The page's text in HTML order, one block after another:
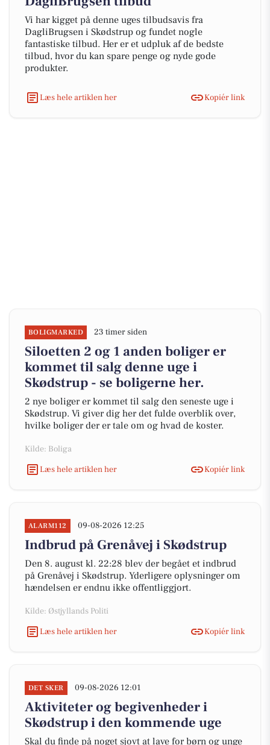
Vi har kigget på denne uges tilbudsavis fra
DagliBrugsen i Skødstrup og fundet nogle
fantastiske tilbud. Her er et udpluk af de bedste
tilbud, hvor du kan spare penge og nyde gode
produkter.
Læs hele artiklen her Kopiér link
BOLIGMARKED 23 timer siden
Siloetten 2 og 1 anden boliger er
kommet til salg denne uge i
Skødstrup - se boligerne her.
2 nye boliger er kommet til salg den seneste uge i
Skødstrup. Vi giver dig her det fulde overblik over,
hvilke boliger der er tale om og hvad de koster.
Kilde: Boliga
Læs hele artiklen her
Kopiér link
ALARM112 09-08-2026 12:25
Indbrud på Grenåvej i Skødstrup
Den 8. august kl. 22:28 blev der begået et indbrud
på Grenåvej i Skødstrup. Yderligere oplysninger om
hændelsen er endnu ikke offentliggjort.
Kilde: Østjyllands Politi
Læs hele artiklen her
Kopiér link
DET SKER 09-08-2026 12:01
Aktiviteter og begivenheder i
Skødstrup i den kommende uge
Skal du finde på noget sjovt at lave for børn og unge